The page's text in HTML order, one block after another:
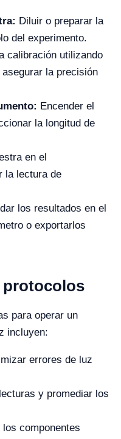
Diluir o preparar la
del experimento.
calibración utilizando
la precisión
Encender el
la longitud de
en el
la lectura de
los resultados en el
o exportarlos
protocolos
para operar un
incluyen:
errores de luz
y promediar los
componentes